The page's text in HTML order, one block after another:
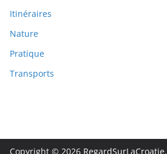
Itinéraires
Nature
Pratique
Transports
Copyright © 2026 RegardSurLaCroatie.